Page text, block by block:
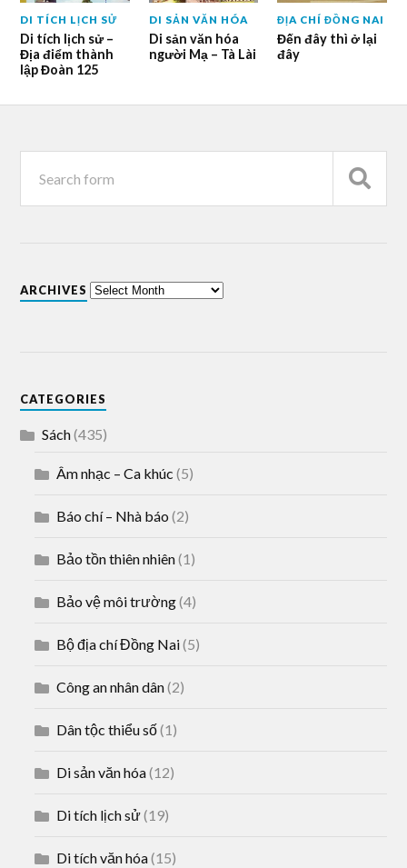
DI TÍCH LỊCH SỬ
Di tích lịch sử –
Địa điểm thành
lập Đoàn 125
DI SẢN VĂN HÓA
Di sản văn hóa
người Mạ – Tà Lài
ĐỊA CHÍ ĐỒNG NAI
Đến đây thì ở lại
đây
ARCHIVES
CATEGORIES
Sách(435)
Âm nhạc – Ca khúc (5)
Báo chí – Nhà báo (2)
Bảo tồn thiên nhiên(1)
Bảo vệ môi trường(4)
Bộ địa chí Đồng Nai(5)
Công an nhân dân(2)
Dân tộc thiểu số(1)
Di sản văn hóa(12)
Di tích lịch sử(19)
Di tích văn hóa(15)